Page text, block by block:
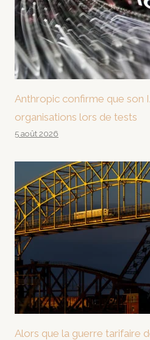
Anthropic confirme que son
organisations lors de tests
5 août 2026
Alors que la guerre tarifaire